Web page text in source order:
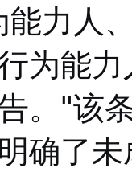
力人
为能
。"该
确了